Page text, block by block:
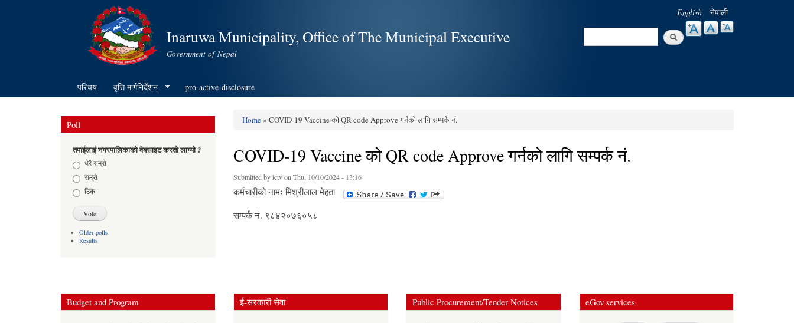
content
Inaruwa Municipality, Office of The Municipal Executive
Government of Nepal
English नेपाली
Search
परिचय वृत्ति मार्गनिर्देशन pro-active-disclosure
Poll
तपाईलाई नगरपालिकाको वेबसाइट कस्तो लाग्यो ?
Choicesधेरै राम्रो
राम्रो
ठिकै
Older polls
Results
Home» COVID-19 Vaccine को QR code Approve गर्नको लागि सम्पर्क नं.
COVID-19 Vaccine को QR code Approve गर्नको लागि सम्पर्क नं.
Submitted byictvon Thu, 10/10/2024 - 13:16
कर्मचारीको नामः मिश्रीलाल मेहता
सम्पर्क नं. ९८४२०७६०५८
Budget and Program ई-सरकारी सेवा Public Procurement/Tender Notices eGov services